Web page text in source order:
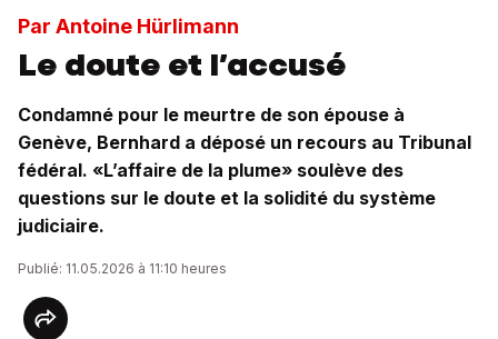
Par Antoine Hürlimann
Le doute et l’accusé
Condamné pour le meurtre de son épouse à
Genève, Bernhard a déposé un recours au Tribunal
fédéral. «L’affaire de la plume» soulève des
questions sur le doute et la solidité du système
judiciaire.
Publié: 11.05.2026 à 11:10 heures